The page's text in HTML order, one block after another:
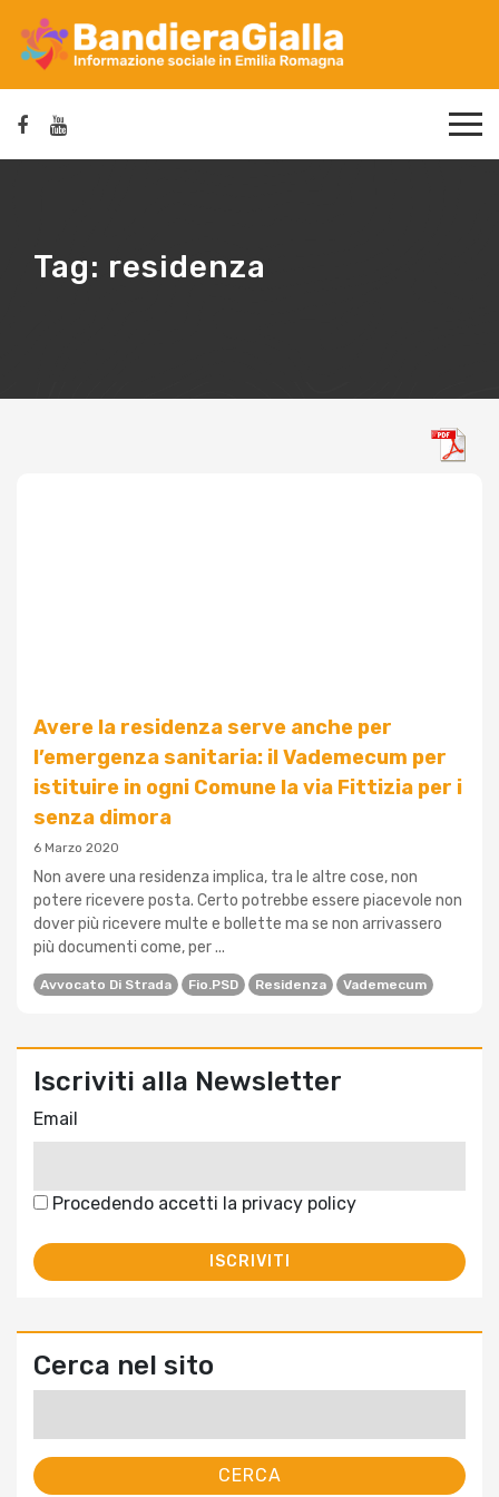
Tag: residenza
Avere la residenza serve anche per
l’emergenza sanitaria: il Vademecum per
istituire in ogni Comune la via Fittizia per i
senza dimora
6 Marzo 2020
Non avere una residenza implica, tra le altre cose, non
potere ricevere posta. Certo potrebbe essere piacevole non
dover più ricevere multe e bollette ma se non arrivassero
più documenti come, per ...
Avvocato Di Strada Fio.PSD Residenza Vademecum
Iscriviti alla Newsletter
Email
Procedendo accetti la privacy policy
Cerca nel sito